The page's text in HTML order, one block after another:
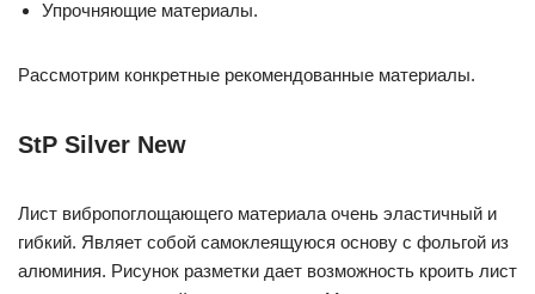
Упрочняющие материалы.
Рассмотрим конкретные рекомендованные материалы.
StP Silver New
Лист вибропоглощающего материала очень эластичный и
гибкий. Являет собой самоклеящуюся основу с фольгой из
алюминия. Рисунок разметки дает возможность кроить лист